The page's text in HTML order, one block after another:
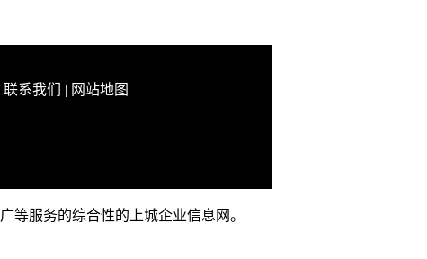
联系我们 | 网站地图
等服务的综合性的上城企业信息网。